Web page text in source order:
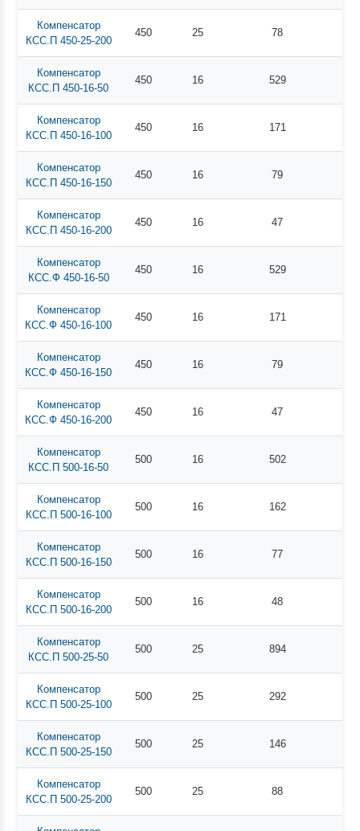
Компенсатор
КСС.П 450-25-200
450 25 78
Компенсатор
КСС.П 450-16-50
450 16 529
Компенсатор
КСС.П 450-16-100
450 16 171
Компенсатор
КСС.П 450-16-150
450 16 79
Компенсатор
КСС.П 450-16-200
450 16 47
Компенсатор
КСС.Ф 450-16-50
450 16 529
Компенсатор
КСС.Ф 450-16-100
450 16 171
Компенсатор
КСС.Ф 450-16-150
450 16 79
Компенсатор
КСС.Ф 450-16-200
450 16 47
Компенсатор
КСС.П 500-16-50
500 16 502
Компенсатор
КСС.П 500-16-100
500 16 162
Компенсатор
КСС.П 500-16-150
500 16 77
Компенсатор
КСС.П 500-16-200
500 16 48
Компенсатор
КСС.П 500-25-50
500 25 894
Компенсатор
КСС.П 500-25-100
500 25 292
Компенсатор
КСС.П 500-25-150
500 25 146
Компенсатор
КСС.П 500-25-200
500 25 88